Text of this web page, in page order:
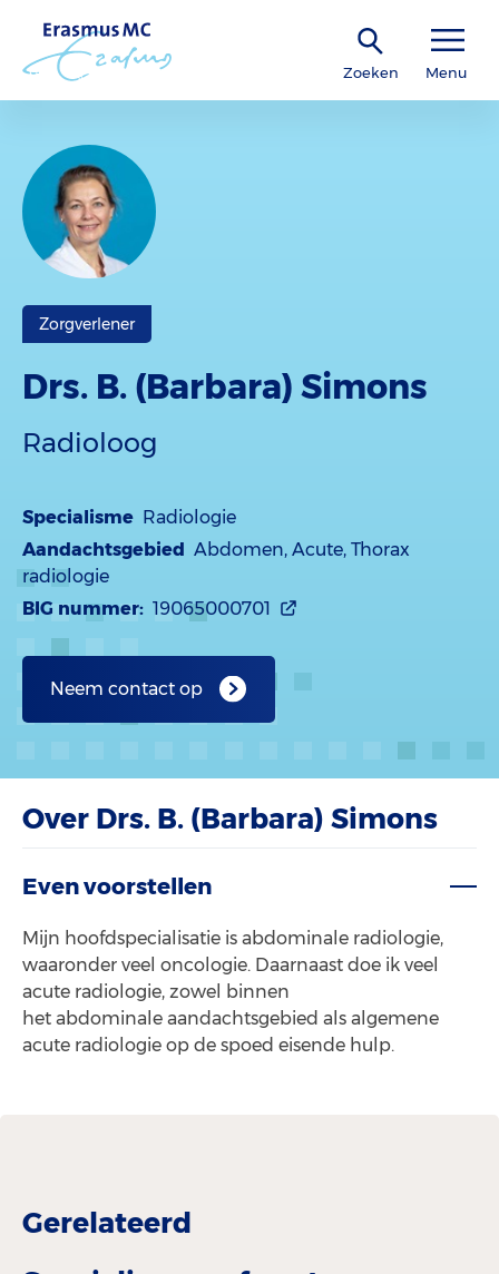
Zoeken Menu
Zorgverlener
Drs. B. (Barbara) Simons
Radioloog
Specialisme Radiologie
Aandachtsgebied Abdomen, Acute, Thorax
radiologie
BIG nummer: 19065000701
Neem contact op
Over Drs. B. (Barbara) Simons
Even voorstellen
Mijn hoofdspecialisatie is abdominale radiologie,
waaronder veel oncologie. Daarnaast doe ik veel
acute radiologie, zowel binnen
het abdominale aandachtsgebied als algemene
acute radiologie op de spoed eisende hulp.
Gerelateerd